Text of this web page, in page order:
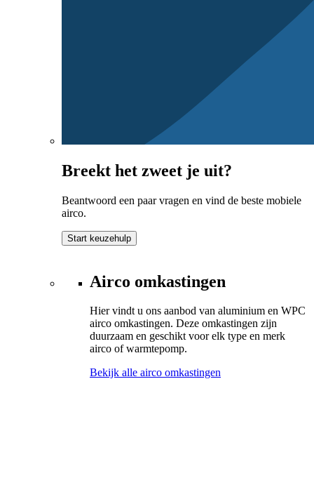
Breekt het zweet je uit?
Beantwoord een paar vragen en vind de beste mobiele
airco.
Start keuzehulp
Airco omkastingen
Hier vindt u ons aanbod van aluminium en WPC
airco omkastingen. Deze omkastingen zijn
duurzaam en geschikt voor elk type en merk
airco of warmtepomp.
Bekijk alle airco omkastingen